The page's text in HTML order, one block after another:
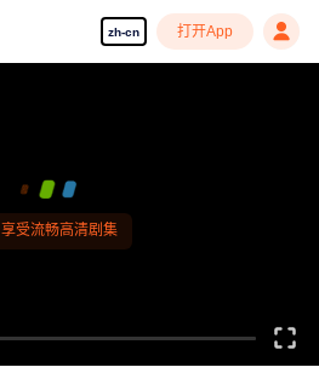
zh-cn 打开App
享受流畅高清剧集